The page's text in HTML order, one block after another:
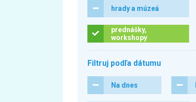
hrady a múzeá
prednášky,
workshopy
Filtruj podľa dátumu
Na dnes